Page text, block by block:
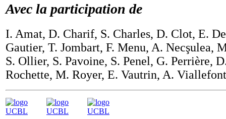
Avec la participation de
I. Amat, D. Charif, S. Charles, D. Clot, E.
Gautier, T. Jombart, F. Menu, A. Necşulea,
S. Ollier, S. Pavoine, S. Penel, G. Perrière,
Rochette, M. Royer, E. Vautrin, A.